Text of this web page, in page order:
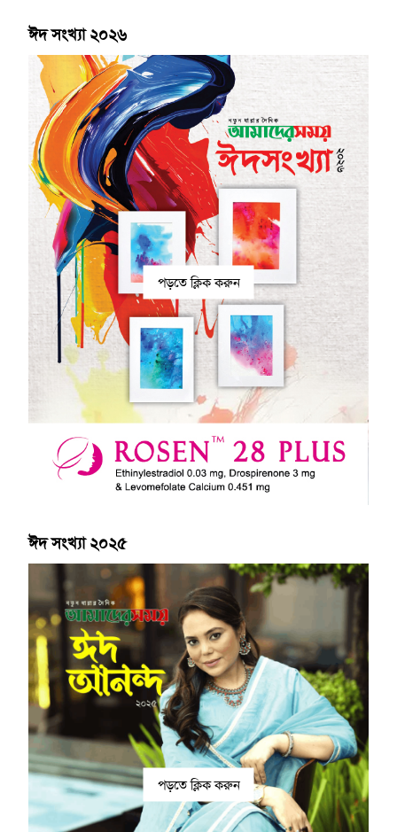
ঈদ সংখ্যা ২০২৬
পড়তে ক্লিক করুন
ঈদ সংখ্যা ২০২৫
পড়তে ক্লিক করুন